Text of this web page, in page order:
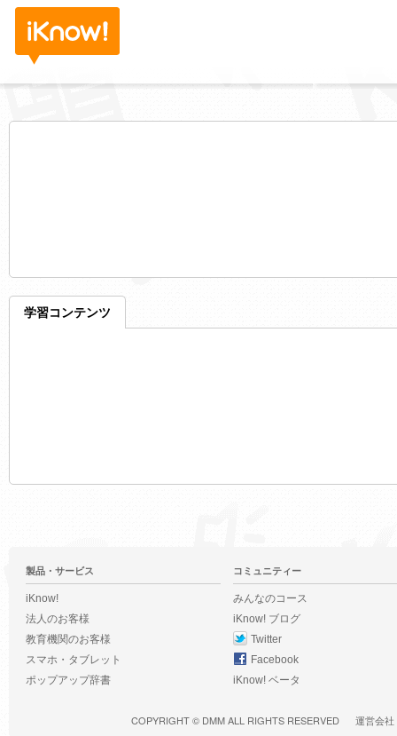
学習コンテンツ
製品・サービス
iKnow!
法人のお客様
教育機関のお客様
スマホ・タブレット
ポップアップ辞書
コミュニティー
みんなのコース
iKnow! ブログ
Twitter
Facebook
iKnow! ベータ
COPYRIGHT © DMMALL RIGHTS RESERVED 運営会社